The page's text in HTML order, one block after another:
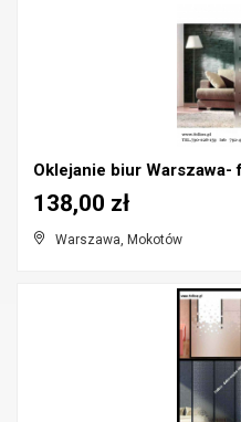
Oklejanie biur Warszawa-
Warszawa, Mokotów
138,00 zł